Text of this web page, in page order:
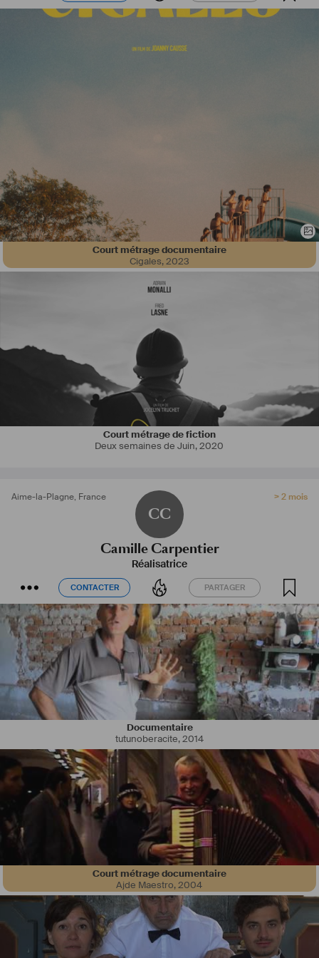
Court métrage documentaire
Cigales,2023
Court métrage de fiction
Deux semaines de Juin,2020
Aime-la-Plagne, France
CC
> 2 mois
Camille Carpentier
Réalisatrice
CONTACTER PARTAGER
CONTACTER PARTAGER
Documentaire
tutunoberacite,2014
Court métrage documentaire
Ajde Maestro,2004
Depuis 15 ans je travaille dans l’audiovisuel dans diverses fonctions,
principalement sur le
montage et aussi dans la réalisation,
production , #étalonnage... Voici des liens vers les principaux films
documentaires https://linktr.ee/amandine.goisbault
commencé à Vidéo dans les villages ( www.videonasaldeias.org.br
école de cinéma pour peuples indiens au Brésil, avec laquelle je
collabore toujours, qu'il s'agisse de films ou d'ateliers de formation, et
je travaille aussi avec d’autres réalisateurs/trices et maisons de
production, au Brésil, en France, en Grande-Bretagne. Je travaille
aussi dans des commissions de sélection (de films pour des
#festivals#
commissionsdesélection
J’ai idéalisé et coordonne avec Tila Chitunda le projet de formation
audiovisuelle pour femmes FERA (Féminisme et Équité pour